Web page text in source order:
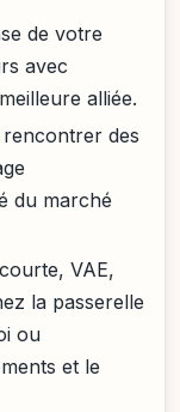
de votre
avec
alliée.
rencontrer des
du marché
VAE,
la passerelle
ou
et le